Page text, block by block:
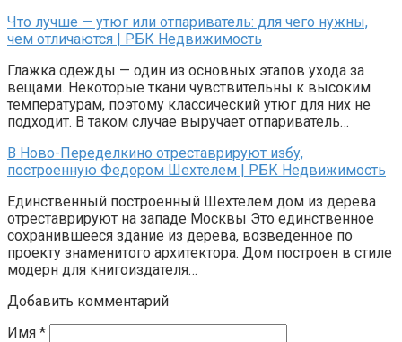
Что лучше — утюг или отпариватель: для чего нужны,
чем отличаются | РБК Недвижимость
Глажка одежды — один из основных этапов ухода за
вещами. Некоторые ткани чувствительны к высоким
температурам, поэтому классический утюг для них не
подходит. В таком случае выручает отпариватель…
В Ново-Переделкино отреставрируют избу,
построенную Федором Шехтелем | РБК Недвижимость
Единственный построенный Шехтелем дом из дерева
отреставрируют на западе Москвы Это единственное
сохранившееся здание из дерева, возведенное по
проекту знаменитого архитектора. Дом построен в стиле
модерн для книгоиздателя…
Добавить комментарий
Имя *